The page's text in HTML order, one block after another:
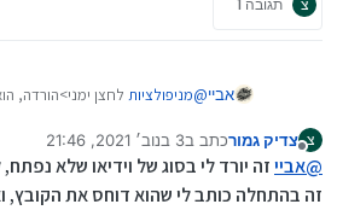
אביי@מניפולציות לחצן ימני>הורדה,
עריכה:עכשיו שמתי לב שאתה מדבר
לפתוח בדפדפן בתצוגת שולחן
צ צדיק גמורכתב ב3 בנוב׳ 2021, 21:46
נערך לאחרונה על ידי
@אבייזה יורד לי בסוג של וידיאו שלא
זה בהתחלה כותב לי שהוא דוחס את הקובץ,